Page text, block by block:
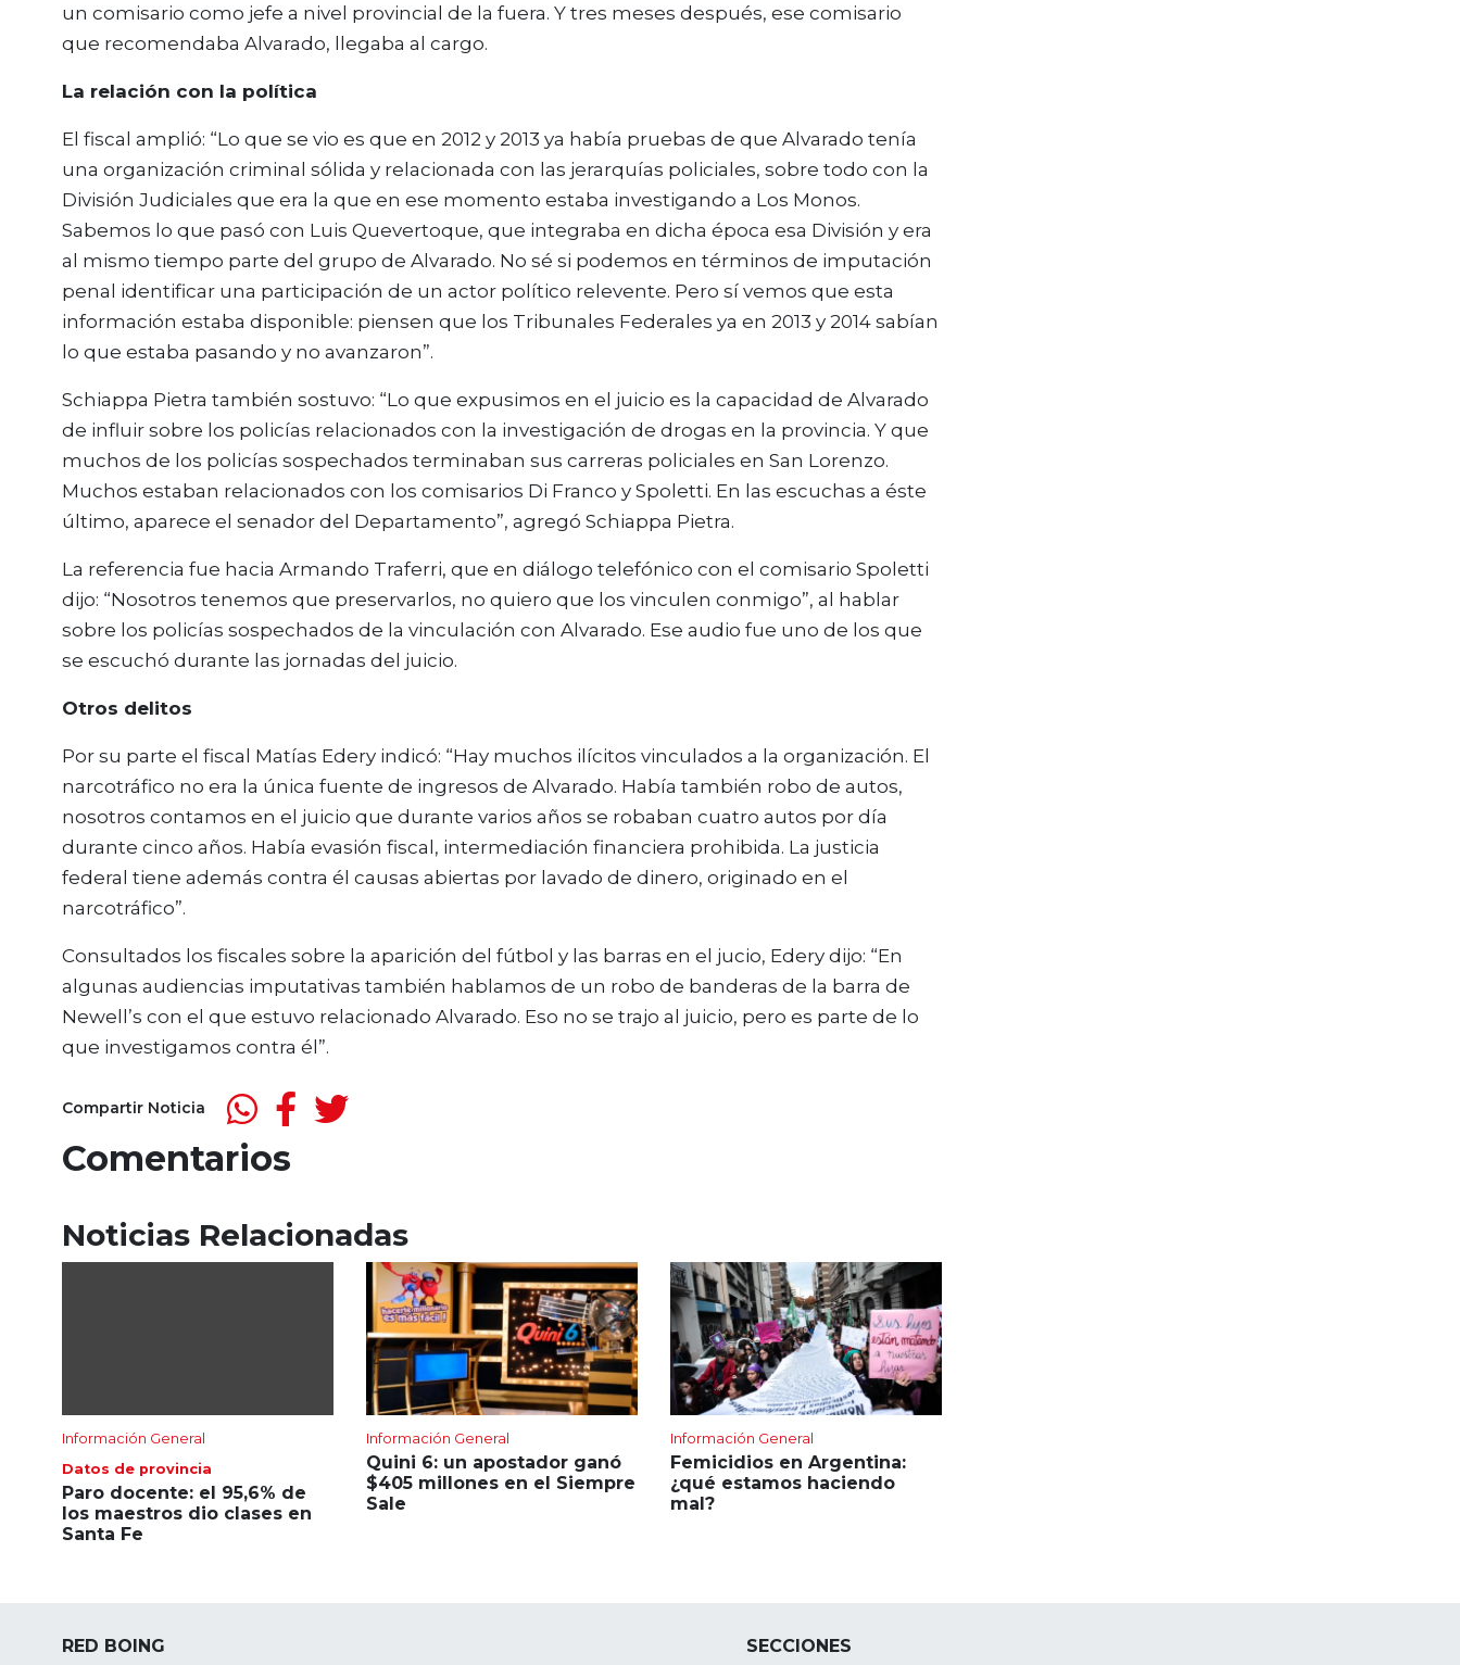
un comisario como jefe a nivel provincial de la fuera. Y tres meses después, ese comisario
que recomendaba Alvarado, llegaba al cargo.
La relación con la política
El fiscal amplió: “Lo que se vio es que en 2012 y 2013 ya había pruebas de que Alvarado tenía
una organización criminal sólida y relacionada con las jerarquías policiales, sobre todo con la
División Judiciales que era la que en ese momento estaba investigando a Los Monos.
Sabemos lo que pasó con Luis Quevertoque, que integraba en dicha época esa División y era
al mismo tiempo parte del grupo de Alvarado. No sé si podemos en términos de imputación
penal identificar una participación de un actor político relevente. Pero sí vemos que esta
información estaba disponible: piensen que los Tribunales Federales ya en 2013 y 2014 sabían
lo que estaba pasando y no avanzaron”.
Schiappa Pietra también sostuvo: “Lo que expusimos en el juicio es la capacidad de Alvarado
de influir sobre los policías relacionados con la investigación de drogas en la provincia. Y que
muchos de los policías sospechados terminaban sus carreras policiales en San Lorenzo.
Muchos estaban relacionados con los comisarios Di Franco y Spoletti. En las escuchas a éste
último, aparece el senador del Departamento”, agregó Schiappa Pietra.
La referencia fue hacia Armando Traferri, que en diálogo telefónico con el comisario Spoletti
dijo: “Nosotros tenemos que preservarlos, no quiero que los vinculen conmigo”, al hablar
sobre los policías sospechados de la vinculación con Alvarado. Ese audio fue uno de los que
se escuchó durante las jornadas del juicio.
Otros delitos
Por su parte el fiscal Matías Edery indicó: “Hay muchos ilícitos vinculados a la organización. El
narcotráfico no era la única fuente de ingresos de Alvarado. Había también robo de autos,
nosotros contamos en el juicio que durante varios años se robaban cuatro autos por día
durante cinco años. Había evasión fiscal, intermediación financiera prohibida. La justicia
federal tiene además contra él causas abiertas por lavado de dinero, originado en el
narcotráfico”.
Consultados los fiscales sobre la aparición del fútbol y las barras en el jucio, Edery dijo: “En
algunas audiencias imputativas también hablamos de un robo de banderas de la barra de
Newell’s con el que estuvo relacionado Alvarado. Eso no se trajo al juicio, pero es parte de lo
que investigamos contra él”.
Compartir Noticia
Comentarios
Noticias Relacionadas
Información General
Datos de provincia
Paro docente: el 95,6% de
los maestros dio clases en
Santa Fe
Información General
Quini 6: un apostador ganó
$405 millones en el Siempre
Sale
Información General
Femicidios en Argentina:
¿qué estamos haciendo
mal?
RED BOING SECCIONES